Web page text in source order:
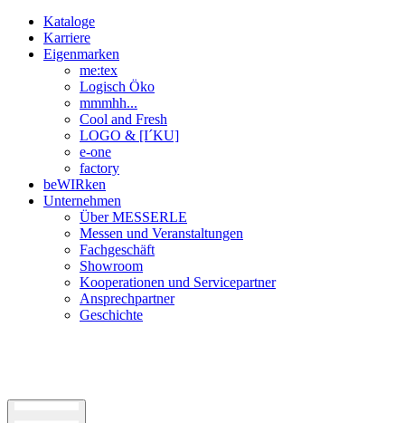
Kataloge
Karriere
Eigenmarken
me:tex
Logisch Öko
mmmhh...
Cool and Fresh
LOGO & [I´KU]
e-one
factory
beWIRken
Unternehmen
Über MESSERLE
Messen und Veranstaltungen
Fachgeschäft
Showroom
Kooperationen und Servicepartner
Ansprechpartner
Geschichte